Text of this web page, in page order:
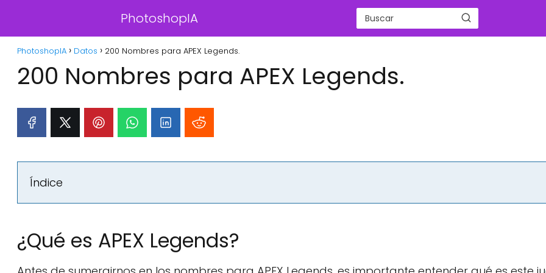
PhotoshopIA
PhotoshopIA Datos 200 Nombres para APEX Legends.
200 Nombres para APEX Legends.
Índice
¿Qué es APEX Legends?